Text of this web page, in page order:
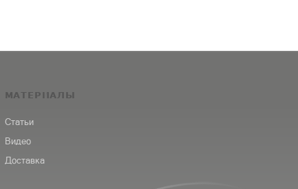
МАТЕРИАЛЫ
Статьи
Видео
Доставка